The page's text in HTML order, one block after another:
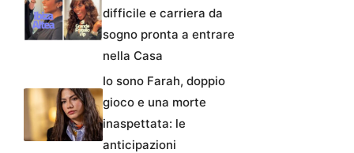
difficile e carriera da
sogno pronta a entrare
nella Casa
Io sono Farah, doppio
gioco e una morte
inaspettata: le
anticipazioni